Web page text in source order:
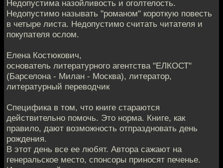
Недопустима назойливость и оголтелость.
Недопустимо называть "романом" короткую повесть
в четыре листа. Недопустимо считать читателя и
покупателя ослом.
Елена Костюкович,
основатель литературного агентства "ЕЛКОСТ"
(Барселона - Милан - Москва), литератор,
литературный переводчик
Специфика в том, что книге стараются
действительно помочь. Это норма. Книге, как
правило, дают возможность отпраздновать день
рождения.
В этот день все ее любят. Автора сажают на
генеральское место, спонсоры приносят печенье.